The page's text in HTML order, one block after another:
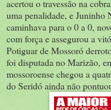
acertou o travessão na
uma penalidade, e Juninho
caminhava para o 0 a 0,
com força e assegurou a
Potiguar de Mossoró
foi disputada no Marizão,
mossoroense chegou a
do Seridó ainda não